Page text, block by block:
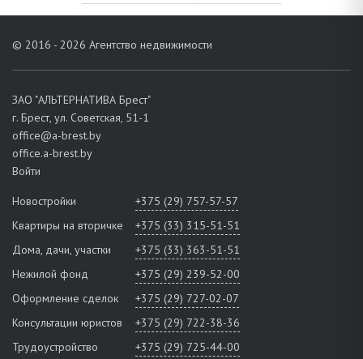
© 2016 - 2026 Агентство недвижимости
ЗАО "АЛЬТЕРНАТИВА Брест"
г. Брест, ул. Советская, 51-1
office@a-brest.by
office.a-brest.by
Войти
Новостройки
+375 (29) 757-57-57
Квартиры на вторичке
+375 (33) 315-51-51
Дома, дачи, участки
+375 (33) 363-51-51
Нежилой фонд
+375 (29) 239-52-00
Оформление сделок
+375 (29) 727-02-07
Консультации юристов
+375 (29) 722-38-36
Трудоустройство
+375 (29) 725-44-00